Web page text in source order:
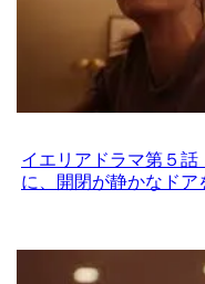
イエリアドラマ第５
に、開閉が静かなドア